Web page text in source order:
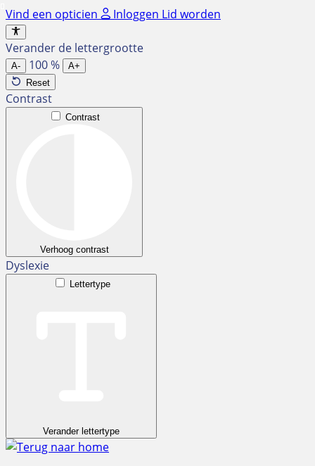
Ga
naar
de
inhoud
Vind een opticien Inloggen Lid worden
Verander de lettergrootte
A- 100%
A+
Reset
Contrast
Contrast
Verhoog contrast
Dyslexie
Lettertype
Verander lettertype